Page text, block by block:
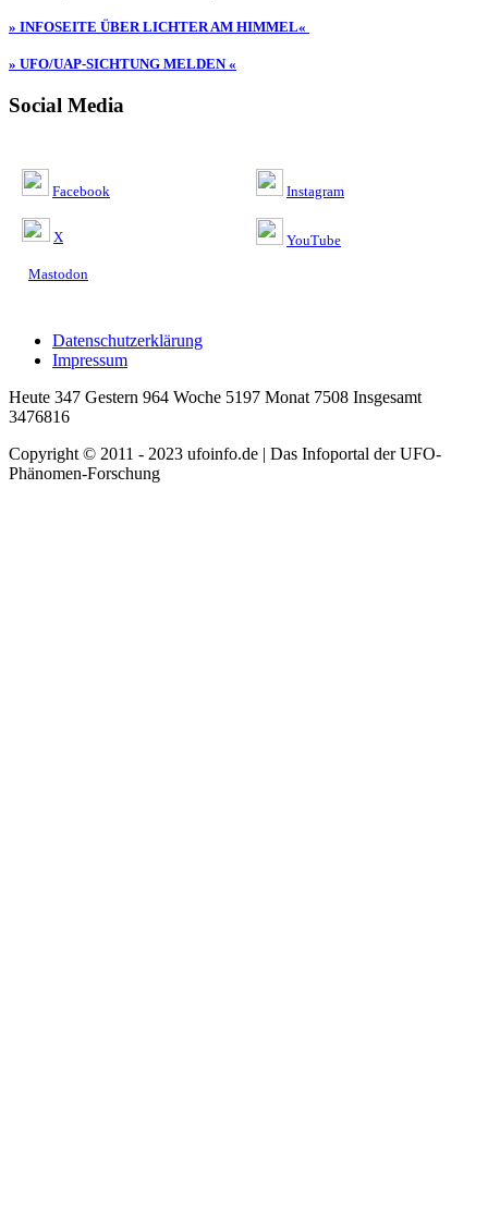
» INFOSEITE ÜBER LICHTER AM HIMMEL«
» UFO/UAP-SICHTUNG MELDEN «
Social Media
Facebook
X
Mastodon
Instagram
YouTube
Datenschutzerklärung
Impressum
Heute 347 Gestern 964 Woche 5197 Monat 7508 Insgesamt
3476816
Copyright © 2011 - 2023 ufoinfo.de | Das Infoportal der UFO-
Phänomen-Forschung